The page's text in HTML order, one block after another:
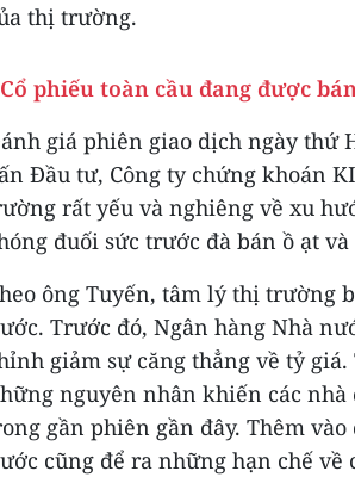
thị trường.
phiếu toàn cầu đang được
giá phiên giao dịch ngày thứ
Đầu tư, Công ty chứng khoán
rất yếu và nghiêng về xu
đuối sức trước đà bán ồ ạt
ông Tuyến, tâm lý thị trường
Trước đó, Ngân hàng Nhà
giảm sự căng thẳng về tỷ
nguyên nhân khiến các
gần phiên gần đây. Thêm
cũng để ra những hạn chế về